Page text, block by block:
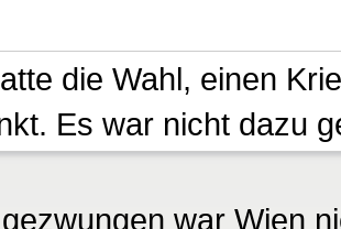
die Wahl, einen
Es war nicht dazu
war Wien